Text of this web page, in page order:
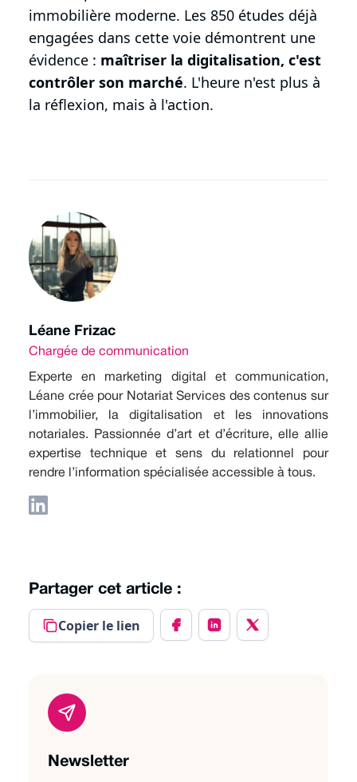
immobilière moderne. Les 850 études déjà
engagées dans cette voie démontrent une
évidence : maîtriser la digitalisation, c'est
contrôler son marché. L'heure n'est plus à
la réflexion, mais à l'action.
Léane Frizac
Chargée de communication
Experte en marketing digital et communication,
Léane crée pour Notariat Services des contenus sur
l’immobilier, la digitalisation et les innovations
notariales. Passionnée d’art et d’écriture, elle allie
expertise technique et sens du relationnel pour
rendre l’information spécialisée accessible à tous.
Partager cet article :
Copier le lien
Newsletter